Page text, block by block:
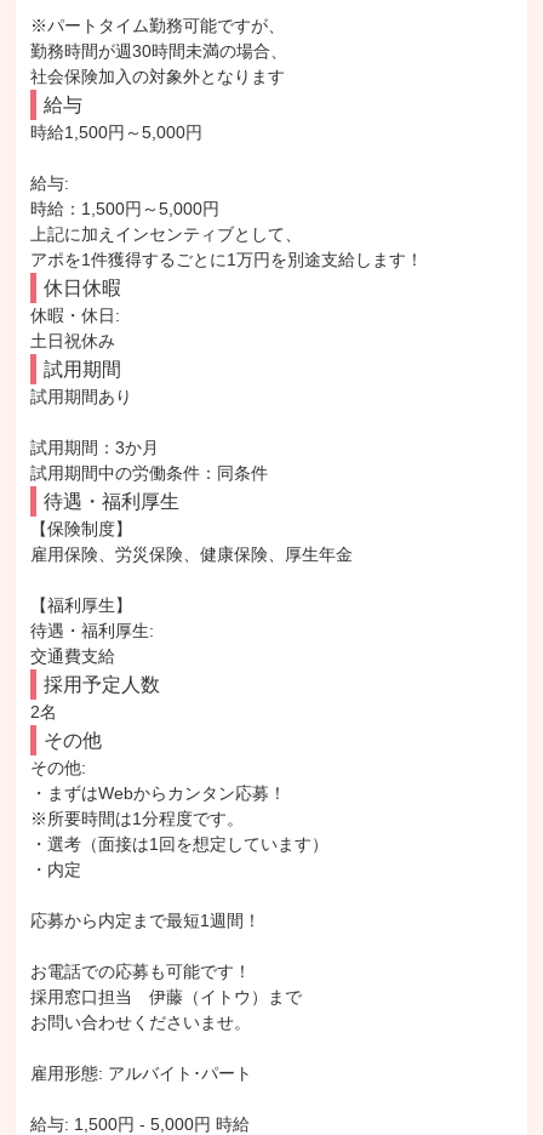
※パートタイム勤務可能ですが、
勤務時間が週30時間未満の場合、
社会保険加入の対象外となります
給与
時給1,500円～5,000円
給与:
時給：1,500円～5,000円
上記に加えインセンティブとして、
アポを1件獲得するごとに1万円を別途支給します！
休日休暇
休暇・休日:
土日祝休み
試用期間
試用期間あり
試用期間：3か月
試用期間中の労働条件：同条件
待遇・福利厚生
【保険制度】
雇用保険、労災保険、健康保険、厚生年金
【福利厚生】
待遇・福利厚生:
交通費支給
採用予定人数
2名
その他
その他:
・まずはWebからカンタン応募！
※所要時間は1分程度です。
・選考（面接は1回を想定しています）
・内定
応募から内定まで最短1週間！
お電話での応募も可能です！
採用窓口担当　伊藤（イトウ）まで
お問い合わせくださいませ。
雇用形態: アルバイト･パート
給与: 1,500円 - 5,000円 時給